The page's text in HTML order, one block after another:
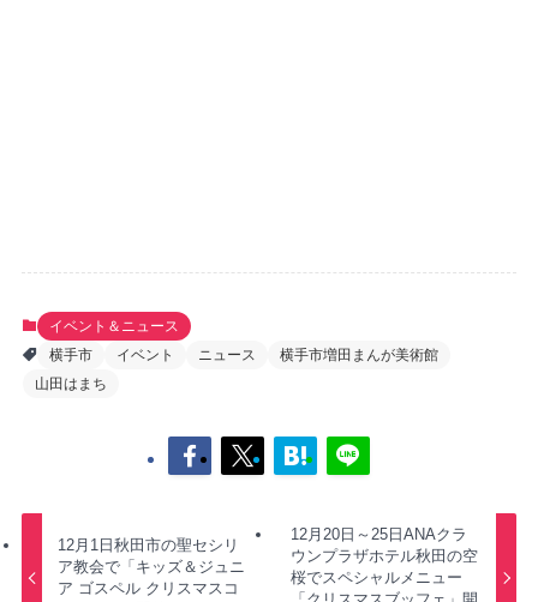
イベント＆ニュース
横手市
イベント ニュース
横手市増田まんが美術館
山田はまち
12月1日秋田市の聖セシリ
ア教会で「キッズ＆ジュニ
ア ゴスペル クリスマスコ
12月20日～25日ANAクラ
ウンプラザホテル秋田の空
桜でスペシャルメニュー